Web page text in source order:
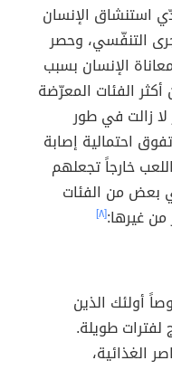
استنشاق الإنسان
التنفّسي، وحصر
الإنسان بسبب
الفئات المعرّضة
لا زالت في طور
احتمالية إصابة
خارجاً تجعلهم
بعض من الفئات
من غيرها:[٨]
أولئك الذين
لفترات طويلة.
الغذائية،